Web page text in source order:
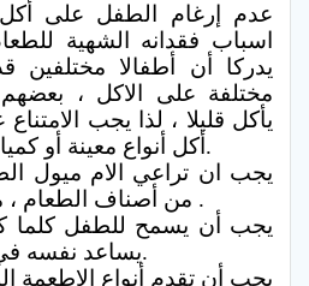
اسباب فقدانه الشهية
يدركا أن أطفالا مختلفين
مختلفة على الاكل ،
يأكل قليلا ، لذا يجب
أكل أنواع معينة أو كميات محددة من الطعام.
من أصناف الطعام ، ما يحب منها وما يكره .
يساعد نفسه في عملية تناول الطعام.